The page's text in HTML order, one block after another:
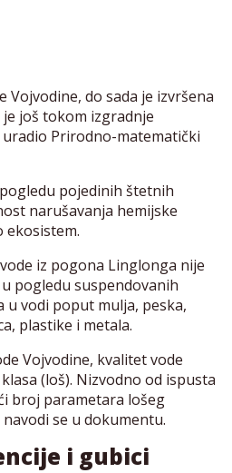
Vojvodine, do sada je izvršena
još tokom izgradnje
Prirodno-matematički
pojedinih štetnih
narušavanja hemijske
ekosistem.
iz pogona Linglonga nije
pogledu suspendovanih
u vodi poput mulja, peska,
plastike i metala.
Vojvodine, kvalitet vode
(loš). Nizvodno od ispusta
broj parametara lošeg
se u dokumentu.
i gubici